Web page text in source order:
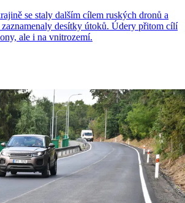
se staly dalším cílem ruských dronů a
desítky útoků. Údery přitom cílí
ale i na vnitrozemí.